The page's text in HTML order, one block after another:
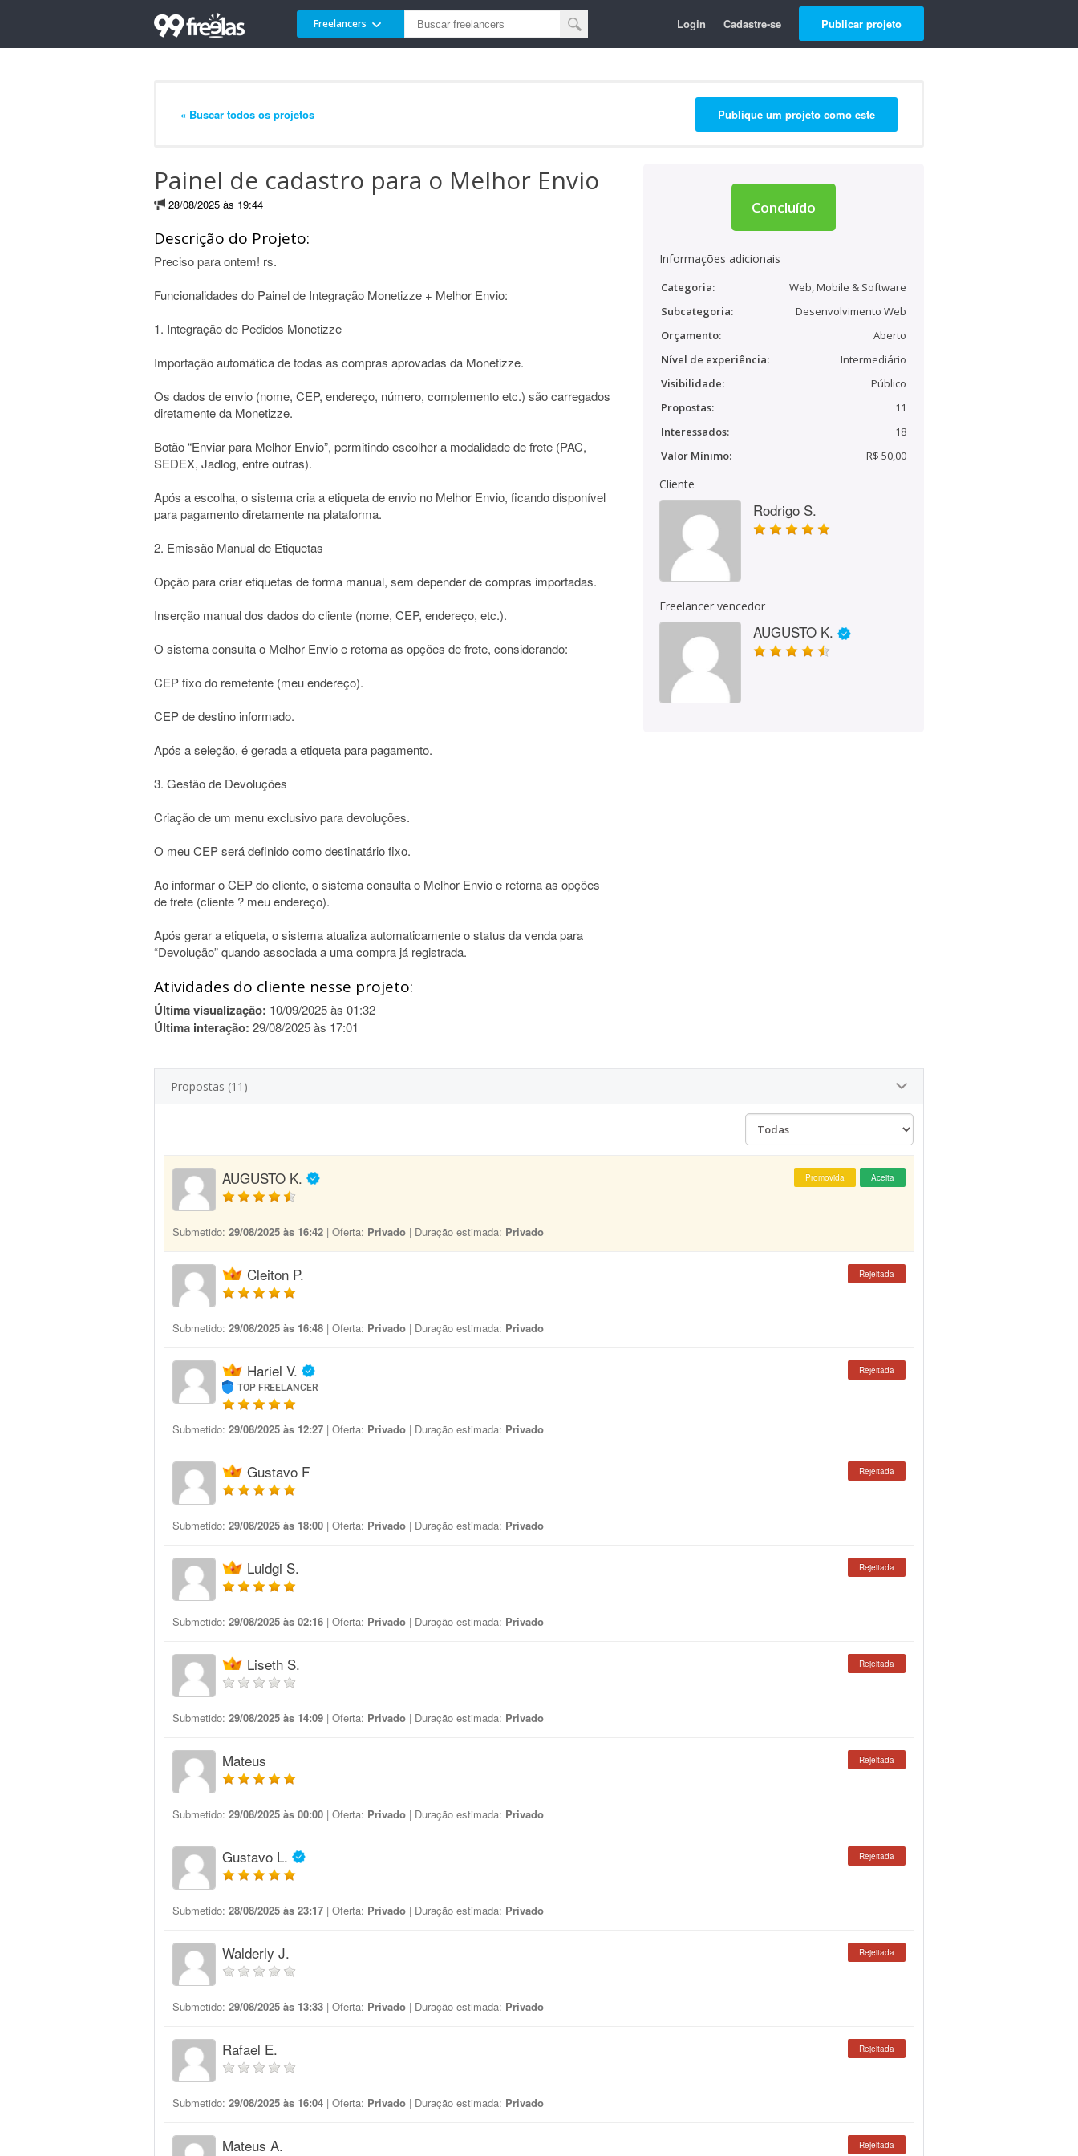
Freelancers Login Cadastre-se Publicar projeto
« Buscar todos os projetos Publique um projeto como este
Painel de cadastro para o Melhor Envio
28/08/2025 às 19:44
Descrição do Projeto:
Preciso para ontem! rs.
Funcionalidades do Painel de Integração Monetizze + Melhor Envio:
1. Integração de Pedidos Monetizze
Importação automática de todas as compras aprovadas da Monetizze.
Os dados de envio (nome, CEP, endereço, número, complemento etc.) são carregados
diretamente da Monetizze.
Botão “Enviar para Melhor Envio”, permitindo escolher a modalidade de frete (PAC,
SEDEX, Jadlog, entre outras).
Após a escolha, o sistema cria a etiqueta de envio no Melhor Envio, ficando disponível
para pagamento diretamente na plataforma.
2. Emissão Manual de Etiquetas
Opção para criar etiquetas de forma manual, sem depender de compras importadas.
Inserção manual dos dados do cliente (nome, CEP, endereço, etc.).
O sistema consulta o Melhor Envio e retorna as opções de frete, considerando:
CEP fixo do remetente (meu endereço).
CEP de destino informado.
Após a seleção, é gerada a etiqueta para pagamento.
3. Gestão de Devoluções
Criação de um menu exclusivo para devoluções.
O meu CEP será definido como destinatário fixo.
Ao informar o CEP do cliente, o sistema consulta o Melhor Envio e retorna as opções
de frete (cliente ? meu endereço).
Após gerar a etiqueta, o sistema atualiza automaticamente o status da venda para
“Devolução” quando associada a uma compra já registrada.
Atividades do cliente nesse projeto:
Última visualização: 10/09/2025 às 01:32
Última interação: 29/08/2025 às 17:01
Concluído
Informações adicionais
Categoria:
Web, Mobile & Software
Subcategoria:
Desenvolvimento Web
Orçamento:
Aberto
Nível de experiência:
Intermediário
Visibilidade:
Público
Propostas:
11
Interessados:
18
Valor Mínimo:
R$ 50,00
Cliente
Rodrigo S.
Freelancer vencedor
AUGUSTO K.
Propostas (11)
AUGUSTO K. Promovida Aceita
Submetido: 29/08/2025 às 16:42 | Oferta: Privado | Duração estimada: Privado
Cleiton P. Rejeitada
Submetido: 29/08/2025 às 16:48 | Oferta: Privado | Duração estimada: Privado
Hariel V.
TOP FREELANCER
Rejeitada
Submetido: 29/08/2025 às 12:27 | Oferta: Privado | Duração estimada: Privado
Gustavo F Rejeitada
Submetido: 29/08/2025 às 18:00 | Oferta: Privado | Duração estimada: Privado
Luidgi S. Rejeitada
Submetido: 29/08/2025 às 02:16 | Oferta: Privado | Duração estimada: Privado
Liseth S. Rejeitada
Submetido: 29/08/2025 às 14:09 | Oferta: Privado | Duração estimada: Privado
Mateus Rejeitada
Submetido: 29/08/2025 às 00:00 | Oferta: Privado | Duração estimada: Privado
Gustavo L. Rejeitada
Submetido: 28/08/2025 às 23:17 | Oferta: Privado | Duração estimada: Privado
Walderly J. Rejeitada
Submetido: 29/08/2025 às 13:33 | Oferta: Privado | Duração estimada: Privado
Rafael E. Rejeitada
Submetido: 29/08/2025 às 16:04 | Oferta: Privado | Duração estimada: Privado
Mateus A. Rejeitada